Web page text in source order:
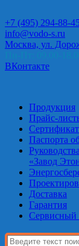
+7 (495) 294-88-
info@vodo-s.ru
Москва, ул.
ВКонтакте
Продукция
Прайс-
Паспорта
«Завод
Доставка
Гарантия
Сервисный